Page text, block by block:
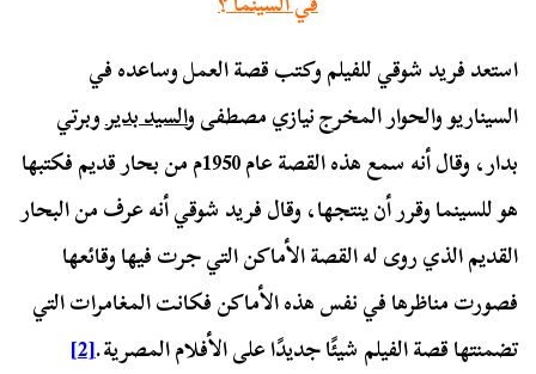
استعد فريد شوقي للفيلم وكتب قصة العمل وساعده في
السيناريو والحوار المخرج نيازي مصطفى والسيد بديروبرتي
بدار، وقال أنه سمع هذه القصة عام 1950م من بحار قديم فكتبها
هو للسينما وقرر أن ينتجها، وقال فريد شوقي أنه عرف من البحار
القديم الذي روى له القصة الأماكن التي جرت فيها وقائعها
فصورت مناظرها في نفس هذه الأماكن فكانت المغامرات التي
تضمنتها قصة الفيلم شيئًا جديدًا على الأفلام المصرية.[2]